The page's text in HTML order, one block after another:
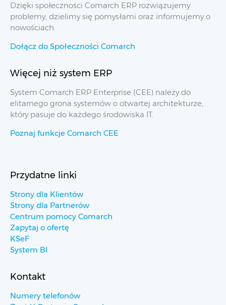
Dzięki społeczności Comarch ERP rozwiązujemy
problemy, dzielimy się pomysłami oraz informujemy o
nowościach.
Dołącz do Społeczności Comarch
Więcej niż system ERP
System Comarch ERP Enterprise (CEE) należy do
elitarnego grona systemów o otwartej architekturze,
który pasuje do każdego środowiska IT.
Poznaj funkcje Comarch CEE
Przydatne linki
Strony dla Klientów
Strony dla Partnerów
Centrum pomocy Comarch
Zapytaj o ofertę
KSeF
System BI
Kontakt
Numery telefonów